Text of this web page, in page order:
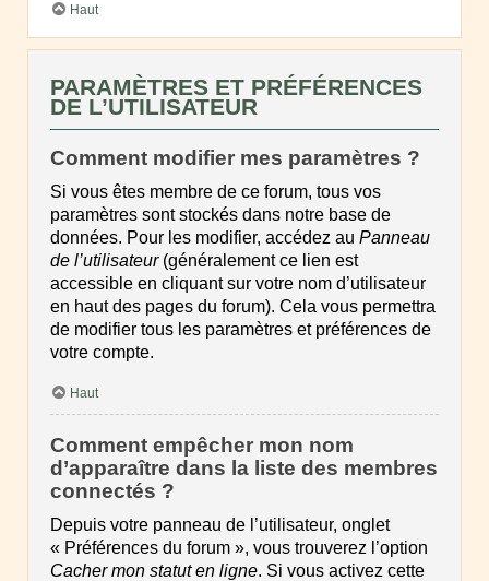
Haut
PARAMÈTRES ET PRÉFÉRENCES
DE L’UTILISATEUR
Comment modifier mes paramètres ?
Si vous êtes membre de ce forum, tous vos
paramètres sont stockés dans notre base de
données. Pour les modifier, accédez au Panneau
de l’utilisateur(généralement ce lien est
accessible en cliquant sur votre nom d’utilisateur
en haut des pages du forum). Cela vous permettra
de modifier tous les paramètres et préférences de
votre compte.
Haut
Comment empêcher mon nom
d’apparaître dans la liste des membres
connectés ?
Depuis votre panneau de l’utilisateur, onglet
« Préférences du forum », vous trouverez l’option
Cacher mon statut en ligne. Si vous activez cette